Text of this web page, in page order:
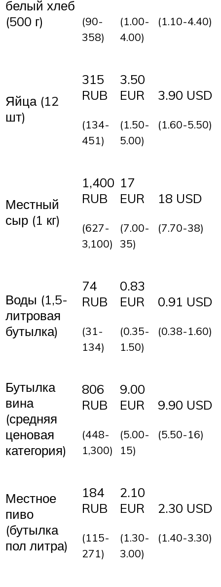
белый хлеб
(500 г)
(90-
358)
(1.00-
4.00)
(1.10-4.40)
Яйца (12
шт)
315
RUB
(134-
451)
3.50
EUR
(1.50-
5.00)
3.90 USD
(1.60-5.50)
Местный
сыр (1 кг)
1,400
RUB
(627-
3,100)
17
EUR
(7.00-
35)
18 USD
(7.70-38)
Воды (1,5-
литровая
бутылка)
74
RUB
(31-
134)
0.83
EUR
(0.35-
1.50)
0.91 USD
(0.38-1.60)
Бутылка
вина
(средняя
ценовая
категория)
806
RUB
(448-
1,300)
9.00
EUR
(5.00-
15)
9.90 USD
(5.50-16)
Местное
пиво
(бутылка
пол литра)
184
RUB
(115-
271)
2.10
EUR
(1.30-
3.00)
2.30 USD
(1.40-3.30)